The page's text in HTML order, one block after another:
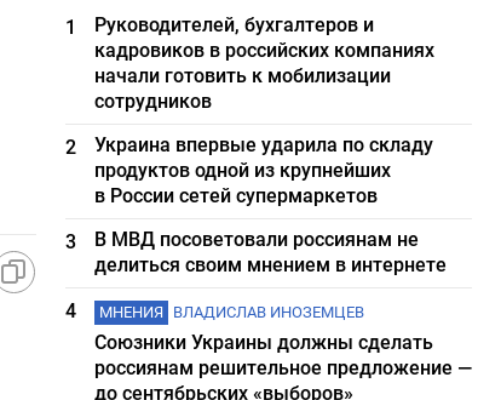
1
Руководителей, бухгалтеров и
кадровиков в российских компаниях
начали готовить к мобилизации
сотрудников
2
Украина впервые ударила по складу
продуктов одной из крупнейших
в России сетей супермаркетов
3
В МВД посоветовали россиянам не
делиться своим мнением в интернете
4
МНЕНИЯ ВЛАДИСЛАВ ИНОЗЕМЦЕВ
Союзники Украины должны сделать
россиянам решительное предложение —
до сентябрьских «выборов»